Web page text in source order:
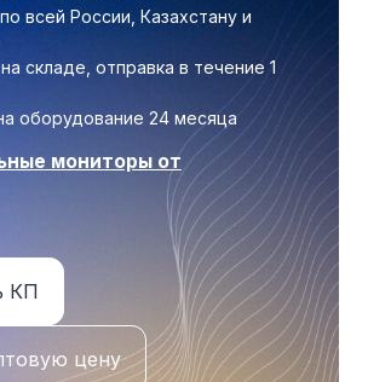
всей России, Казахстану и
складе, отправка в течение 1
оборудование 24 месяца
мониторы от
КП
цену